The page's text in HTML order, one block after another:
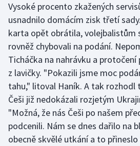
Lyže a snowboard
Moderní pětiboj
Motorsport
Olympijské hry
Parasport
Plavání
Vysoké procento zkažených
usnadnilo domácím zisk třetí
karta opět obrátila, volejbalistům
rovněž chybovali na podání.
Ticháčka na nahrávku a
z lavičky. "Pokazili jsme moc
tahu," litoval Haník. A tak rozhodl
Češi již nedokázali rozjetým
"Možná, že nás Češi po našem
podcenili. Nám se dnes dařilo na
obecně skvělé utkání a to přineslo